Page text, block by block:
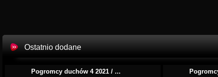
Ostatnio dodane
Pogromcy duchów 4 2021 / ...